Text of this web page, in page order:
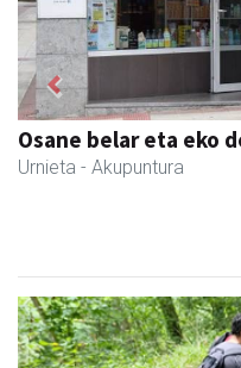
Osane belar eta eko
Urnieta - Akupuntura
Previous